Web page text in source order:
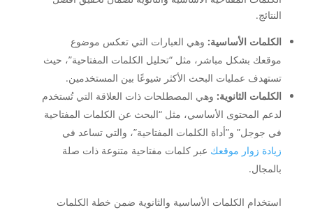
النتائج.
الكلمات الأساسية: وهي العبارات التي تعكس موضوع
موقعك بشكل مباشر، مثل “تحليل الكلمات المفتاحية”، حيث
تستهدف عمليات البحث الأكثر شيوعًا بين المستخدمين.
الكلمات الثانوية: وهي المصطلحات ذات العلاقة التي تُستخدم
لدعم المحتوى الأساسي، مثل “البحث عن الكلمات المفتاحية
في جوجل” و”أداة الكلمات المفتاحية”، والتي تساعد في
زيادة زوار موقعك عبر كلمات مفتاحية متنوعة ذات صلة
بالمجال.
استخدام الكلمات الأساسية والثانوية ضمن خطة الكلمات